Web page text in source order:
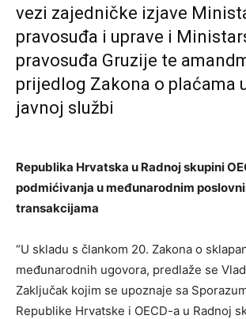
vezi zajedničke izjave
pravosuđa i uprave i
pravosuđa Gruzije te
prijedlog Zakona o plaćama
javnoj službi
Republika Hrvatska u Radnoj skupini
podmićivanja u međunarodnim
transakcijama
“U skladu s člankom 20. Zakona o
međunarodnih ugovora, predlaže se
Zaključak kojim se upoznaje sa
Republike Hrvatske i OECD-a u Radnoj